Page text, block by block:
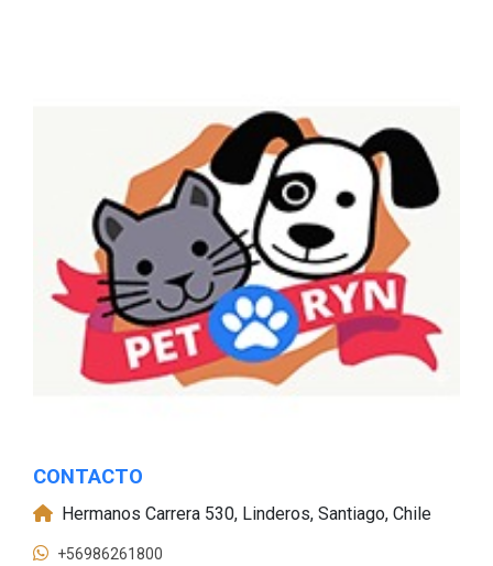
CONTACTO
Hermanos Carrera 530, Linderos, Santiago, Chile
+56986261800